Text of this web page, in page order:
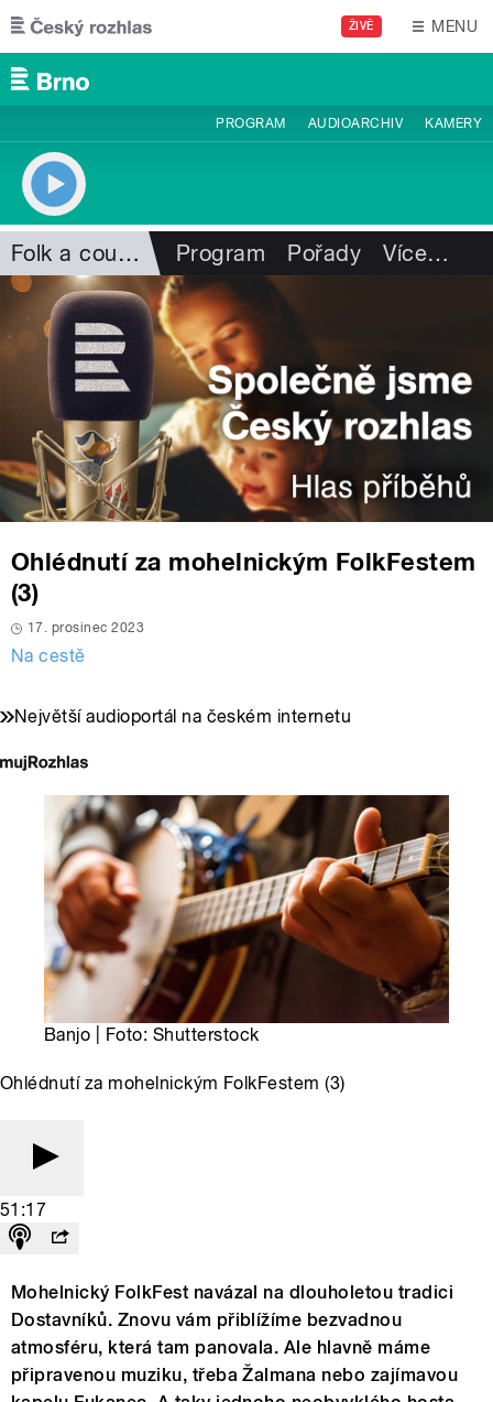
Přejít k hlavnímu obsahu
ŽIVĚ MENU
PROGRAM AUDIOARCHIV KAMERY
Folk a country Program Pořady Více…
Ohlédnutí za mohelnickým FolkFestem
(3)
17. prosinec 2023
Na cestě
Největší audioportál na českém internetu
Banjo | Foto: Shutterstock
Ohlédnutí za mohelnickým FolkFestem (3)
51:17
Mohelnický FolkFest navázal na dlouholetou tradici
Dostavníků. Znovu vám přiblížíme bezvadnou
atmosféru, která tam panovala. Ale hlavně máme
připravenou muziku, třeba Žalmana nebo zajímavou